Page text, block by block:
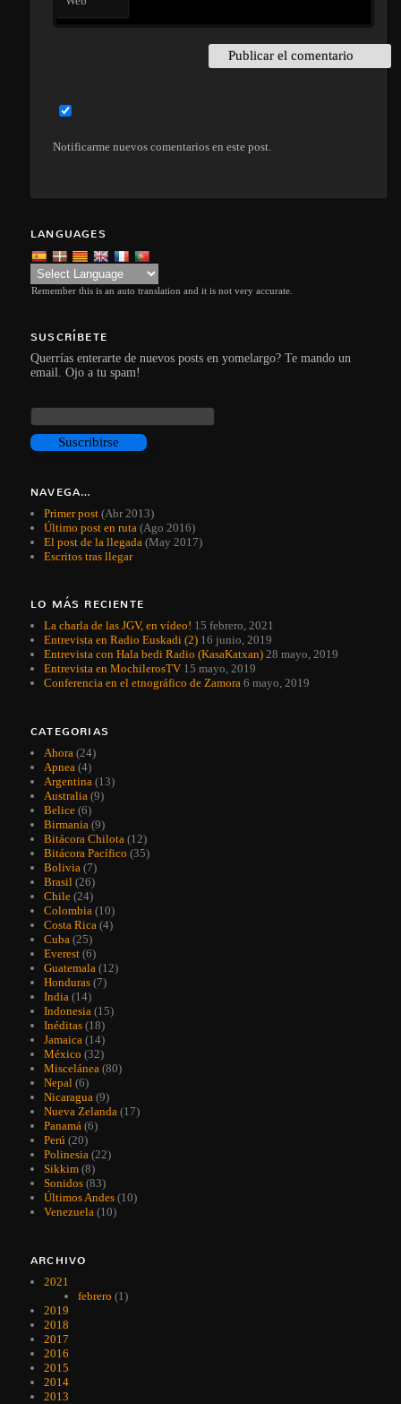
Notificarme nuevos comentarios en este post.
LANGUAGES
Remember this is an auto translation and it is not very accurate.
SUSCRÍBETE
Querrías enterarte de nuevos posts en yomelargo? Te mando un
email. Ojo a tu spam!
NAVEGA…
Primer post (Abr 2013)
Último post en ruta (Ago 2016)
El post de la llegada (May 2017)
Escritos tras llegar
LO MÁS RECIENTE
La charla de las JGV, en vídeo! 15 febrero, 2021
Entrevista en Radio Euskadi (2) 16 junio, 2019
Entrevista con Hala bedi Radio (KasaKatxan) 28 mayo, 2019
Entrevista en MochilerosTV 15 mayo, 2019
Conferencia en el etnográfico de Zamora 6 mayo, 2019
CATEGORIAS
Ahora (24)
Apnea (4)
Argentina (13)
Australia (9)
Belice (6)
Birmania (9)
Bitácora Chilota (12)
Bitácora Pacífico (35)
Bolivia (7)
Brasil (26)
Chile (24)
Colombia (10)
Costa Rica (4)
Cuba (25)
Everest (6)
Guatemala (12)
Honduras (7)
India (14)
Indonesia (15)
Inéditas (18)
Jamaica (14)
México (32)
Miscelánea (80)
Nepal (6)
Nicaragua (9)
Nueva Zelanda (17)
Panamá (6)
Perú (20)
Polinesia (22)
Sikkim (8)
Sonidos (83)
Últimos Andes (10)
Venezuela (10)
ARCHIVO
2021
febrero (1)
2019
2018
2017
2016
2015
2014
2013